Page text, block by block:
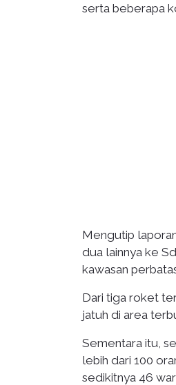
serta beberapa
Mengutip
dua lainnya ke
kawasan
Dari tiga roket
jatuh di area
Sementara itu,
lebih dari 100
sedikitnya 46